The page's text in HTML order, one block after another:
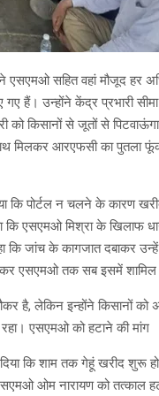
एसएमओ सहित वहां मौजूद हर
हैं। उन्होंने केंद्र प्रभारी
किसानों से जूतों से
मिलकर आरएफसी का पुतला
कि पोर्टल न चलने के कारण
कि एसएमओ मिश्रा के खिलाफ
जांच के कागजात दबाकर उन्हें
एसएमओ तक सब इसमें शामिल
है, लेकिन इन्होंने किसानों को
एसएमओ को हटाने की मांग
कि शाम तक गेहूं खरीद शुरू
ओम नारायण को तत्काल